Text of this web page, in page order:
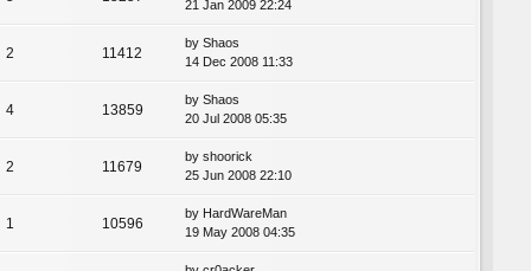
21 Jan 2009 22:24
2 11412
by Shaos
14 Dec 2008 11:33
4 13859
by Shaos
20 Jul 2008 05:35
2 11679
by shoorick
25 Jun 2008 22:10
1 10596
by HardWareMan
19 May 2008 04:35